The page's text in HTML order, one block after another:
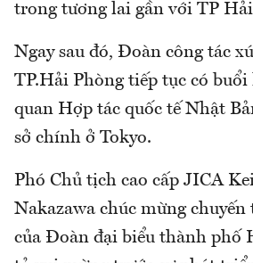
trong tương lai gần với TP
Ngay sau đó, Đoàn công tác
TP.Hải Phòng tiếp tục có buổi
quan Hợp tác quốc tế Nhật
sở chính ở Tokyo.
Phó Chủ tịch cao cấp JICA
Nakazawa chúc mừng
của Đoàn đại biểu thành phố